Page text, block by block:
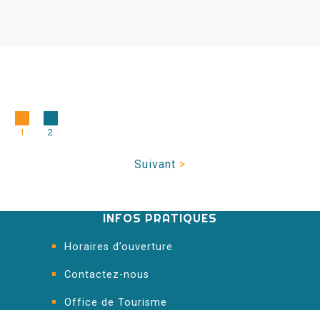
1 2
Suivant >
INFOS PRATIQUES
Horaires d’ouverture
Contactez-nous
Office de Tourisme